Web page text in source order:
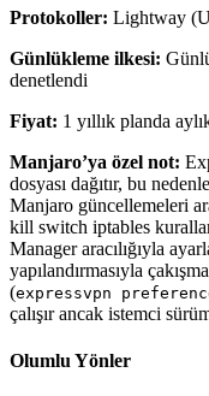
Protokoller: Lightway
Günlükleme ilkesi:
denetlendi
Fiyat: 1 yıllık planda
Manjaro’ya özel not:
dosyası dağıtır, bu
Manjaro güncellemeleri
kill switch iptables
Manager aracılığıyla
yapılandırmasıyla
(expressvpn
çalışır ancak istemci
Olumlu Yönler